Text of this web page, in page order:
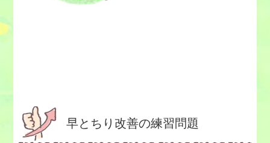
早とちり改善の練習問題